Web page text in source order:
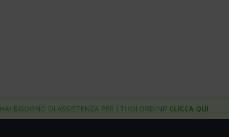
HAI BISOGNO DI ASSISTENZA PER I TUOI ORDINI? CLICCA QUI